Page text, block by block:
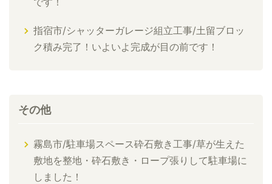
指宿市/シャッターガレージ組立工事/土留ブロッ
ク積み完了！いよいよ完成が目の前です！
その他
霧島市/駐車場スペース砕石敷き工事/草が生えた
敷地を整地・砕石敷き・ロープ張りして駐車場に
しました！